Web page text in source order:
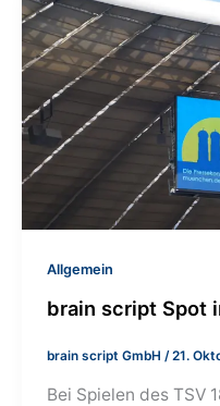
Allgemein
brain script Spot
brain script GmbH /21.
Bei Spielen des TSV